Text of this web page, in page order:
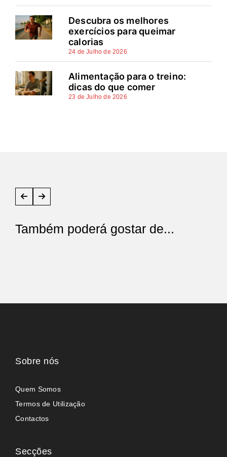
Descubra os melhores
exercícios para queimar
calorias
24 de Julho de 2026
Alimentação para o treino:
dicas do que comer
23 de Julho de 2026
Também poderá gostar de...
Sobre nós
Quem Somos
Termos de Utilização
Contactos
Secções